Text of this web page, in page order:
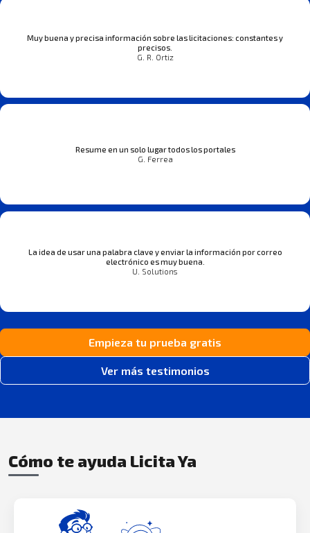
Muy buena y precisa información sobre las licitaciones: constantes y
precisos.
G. R. Ortiz
Resume en un solo lugar todos los portales
G. Ferrea
La idea de usar una palabra clave y enviar la información por correo
electrónico es muy buena.
U. Solutions
Empieza tu prueba gratis
Ver más testimonios
Cómo te ayuda Licita Ya